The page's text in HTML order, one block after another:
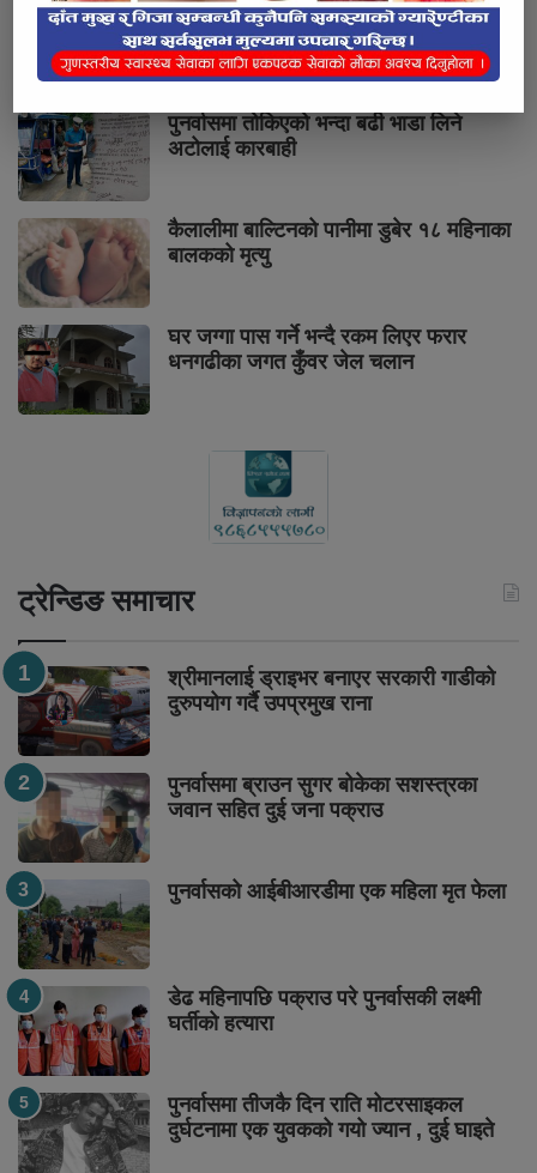
सुनको मूल्य तोलामा चार हजार आठ सयले वृद्धि
पुनर्वासमा तोकिएको भन्दा बढी भाडा लिने
अटोलाई कारबाही
कैलालीमा बाल्टिनको पानीमा डुबेर १८ महिनाका
बालकको मृत्यु
घर जग्गा पास गर्ने भन्दै रकम लिएर फरार
धनगढीका जगत कुँवर जेल चलान
ट्रेन्डिङ समाचार
श्रीमानलाई ड्राइभर बनाएर सरकारी गाडीको
दुरुपयोग गर्दै उपप्रमुख राना
पुनर्वासमा ब्राउन सुगर बोकेका सशस्त्रका
जवान सहित दुई जना पक्राउ
पुनर्वासको आईबीआरडीमा एक महिला मृत फेला
डेढ महिनापछि पक्राउ परे पुनर्वासकी लक्ष्मी
घर्तीको हत्यारा
पुनर्वासमा तीजकै दिन राति मोटरसाइकल
दुर्घटनामा एक युवकको गयो ज्यान , दुई घाइते